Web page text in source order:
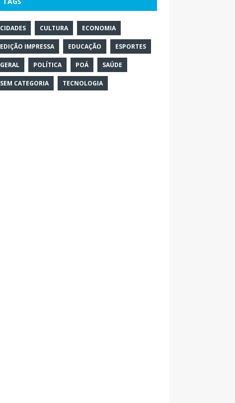
CIDADES CULTURA ECONOMIA
EDIÇÃO IMPRESSA EDUCAÇÃO ESPORTES
GERAL POLÍTICA POÁ SAÚDE
SEM CATEGORIA TECNOLOGIA